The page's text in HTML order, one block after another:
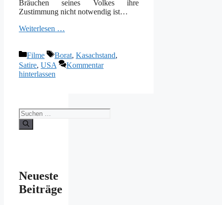
Bräuchen seines Volkes ihre
Zustimmung nicht notwendig ist…
Weiterlesen …
Kategorien
Filme Schlagwörter
Borat, Kasachstand,
Satire, USA
Kommentar
hinterlassen
Suchen
nach:
Neueste
Beiträge